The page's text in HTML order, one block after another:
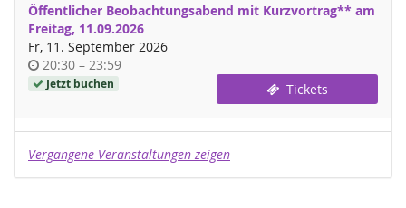
Öffentlicher Beobachtungsabend mit Kurzvortrag** am
Freitag, 11.09.2026
Fr, 11. September 2026
Uhrzeit
20:30 –bis
23:59
Jetzt buchen Tickets
Vergangene Veranstaltungen zeigen